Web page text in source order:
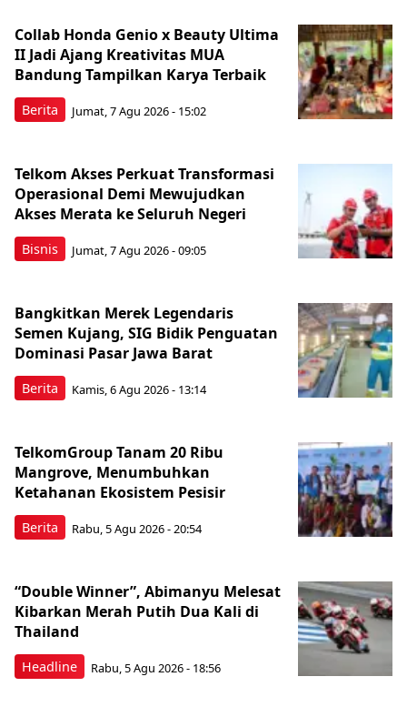
Berita
Collab Honda Genio x Beauty Ultima
II Jadi Ajang Kreativitas MUA
Bandung Tampilkan Karya Terbaik
Jumat, 7 Agu 2026 - 15:02
Bisnis
Telkom Akses Perkuat Transformasi
Operasional Demi Mewujudkan
Akses Merata ke Seluruh Negeri
Jumat, 7 Agu 2026 - 09:05
Berita
Bangkitkan Merek Legendaris
Semen Kujang, SIG Bidik Penguatan
Dominasi Pasar Jawa Barat
Kamis, 6 Agu 2026 - 13:14
Berita
TelkomGroup Tanam 20 Ribu
Mangrove, Menumbuhkan
Ketahanan Ekosistem Pesisir
Rabu, 5 Agu 2026 - 20:54
Headline
“Double Winner”, Abimanyu Melesat
Kibarkan Merah Putih Dua Kali di
Thailand
Rabu, 5 Agu 2026 - 18:56